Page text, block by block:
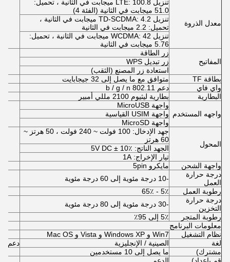
معدل الذروة
تنزيل LTE: 100.8 ميجابت في الثانية ، تحميل:
51.0 ميجابت في الثانية (الفئة 4)
تنزيل TD-SCDMA: 4.2 ميجابت في الثانية ،
تحميل: 2.2 ميجابت في الثانية
تنزيل WCDMA: 42 ميجابت في الثانية ، تحميل:
5.76 ميجابت في الثانية
المفاتيح
زر الطاقة
زر تبديل WPS
استعادة زر المصنع (الثقب)
بطاقة TF
متوافق مع ما يصل إلى 32 جيجابايت
واي فاي
دعم 802.11 b / g / n
البطارية
بطارية ليثيوم 2100 مللي أمبير
واجهه المستخدم
واجهة MicroUSB
واجهة USIM القياسية
واجهة MicroSD
المحول
جهد الإدخال: 100 فولت ~ 240 فولت ، 50 هرتز ~
60 هرتز
الجهد الناتج: 5V DC ± 10٪
تيار الإخراج: 1A
واجهة الشحن
مايكرو 5pin
درجة حرارة
العمل
-10 درجة مئوية إلى 60 درجة مئوية
رطوبة العمل
5٪ - 65٪
درجة حرارة
التخزين
-30 درجة مئوية إلى 80 درجة مئوية
رطوبة المتجر
5٪ إلى 95٪
معلومات البرنامج
نظام التشغيل
Win7 و Windows XP و Vista و Mac OS
لغة
الصينية / الإنجليزية
دعم
مشترك)
ما يصل إلى 10 مستخدمين